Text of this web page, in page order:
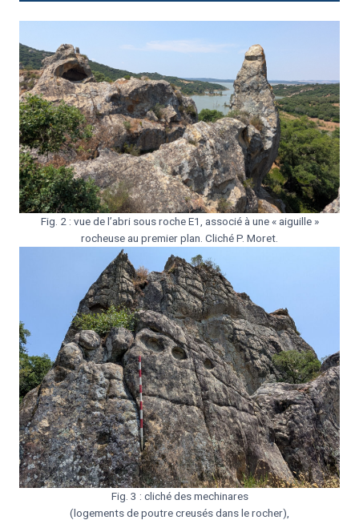
Fig. 2 : vue de l’abri sous roche E1, associé à une « aiguille »
rocheuse au premier plan. Cliché P. Moret.
Fig. 3 : cliché des mechinares
(logements de poutre creusés dans le rocher),